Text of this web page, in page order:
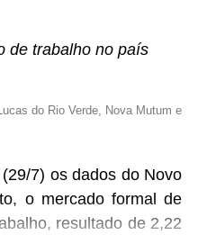
no Congresso
normativos para
de direito digital na
de trabalho no país
do Rio Verde, Nova Mutum e
7) os dados do Novo
o mercado formal de
resultado de 2,22